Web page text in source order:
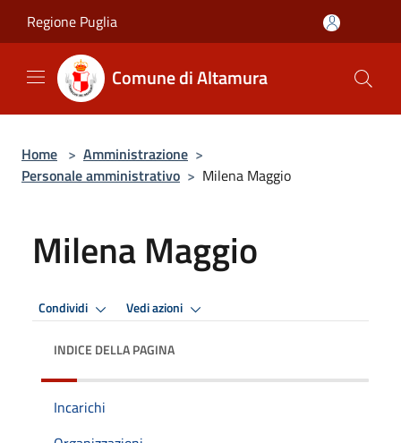
Regione Puglia
Comune di Altamura
Home > Amministrazione >
Personale amministrativo > Milena Maggio
Milena Maggio
Condividi Vedi azioni
INDICE DELLA PAGINA
Incarichi